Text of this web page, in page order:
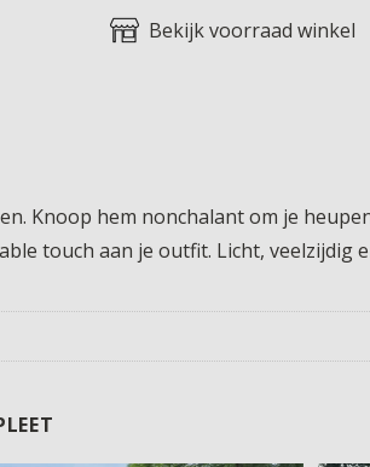
Bekijk voorraad winkel
Knoop hem nonchalant om je
touch aan je outfit. Licht, veelzijdig